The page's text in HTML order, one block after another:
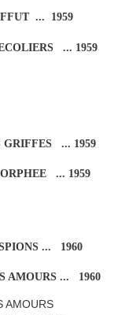
... 1959
... 1959
GRIFFES ... 1959
... 1959
... 1960
AMOURS ... 1960